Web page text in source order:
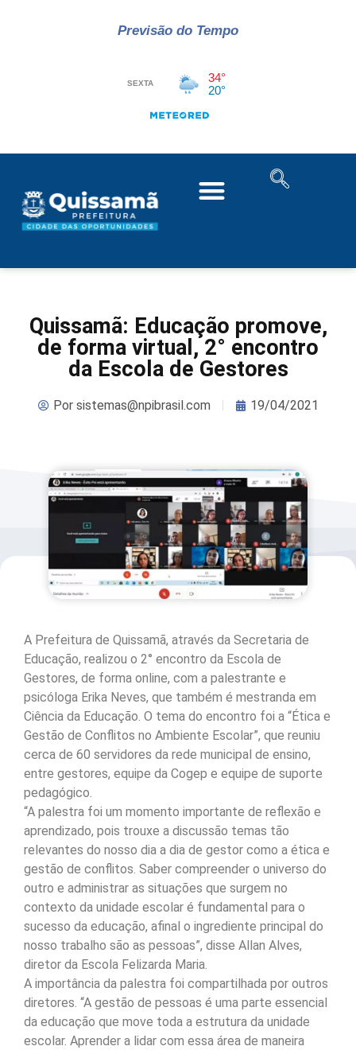
Previsão do Tempo
Quissamã: Educação promove,
de forma virtual, 2° encontro
da Escola de Gestores
Porsistemas@npibrasil.com 19/04/2021
A Prefeitura de Quissamã, através da Secretaria de
Educação, realizou o 2° encontro da Escola de
Gestores, de forma online, com a palestrante e
psicóloga Erika Neves, que também é mestranda em
Ciência da Educação. O tema do encontro foi a “Ética e
Gestão de Conflitos no Ambiente Escolar”, que reuniu
cerca de 60 servidores da rede municipal de ensino,
entre gestores, equipe da Cogep e equipe de suporte
pedagógico.
“A palestra foi um momento importante de reflexão e
aprendizado, pois trouxe a discussão temas tão
relevantes do nosso dia a dia de gestor como a ética e
gestão de conflitos. Saber compreender o universo do
outro e administrar as situações que surgem no
contexto da unidade escolar é fundamental para o
sucesso da educação, afinal o ingrediente principal do
nosso trabalho são as pessoas”, disse Allan Alves,
diretor da Escola Felizarda Maria.
A importância da palestra foi compartilhada por outros
diretores. “A gestão de pessoas é uma parte essencial
da educação que move toda a estrutura da unidade
escolar. Aprender a lidar com essa área de maneira